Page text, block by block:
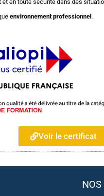
en toute sécurité dans des
environnement professionnel.
Voir le certificat